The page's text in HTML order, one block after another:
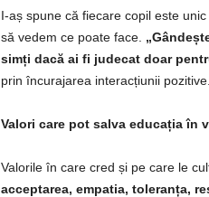
I-aș spune că fiecare copil este
să vedem ce poate face.
simți dacă ai fi judecat doar
prin încurajarea interacțiunii pozitive.
Valori care pot salva educația în
Valorile în care cred și pe care le
acceptarea, empatia, toleranța,